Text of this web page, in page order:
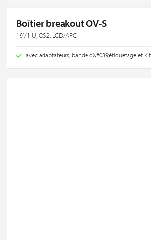
Boîtier breakout OV-S
19‘‘/1 U, OS2, LCD/APC
avec adaptateurs, bande d&#039;étiquetage et kit